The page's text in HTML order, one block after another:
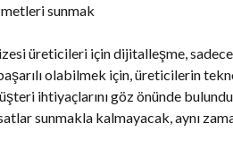
sunmak
üreticileri için dijitalleşme,
olabilmek için, üreticilerin
ihtiyaçlarını göz önünde
sunmakla kalmayacak, aynı